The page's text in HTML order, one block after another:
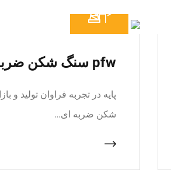
pfw سنگ شکن ضربه ای
پایه در تجربه فراوان تولید و
شکن ضربه ای…